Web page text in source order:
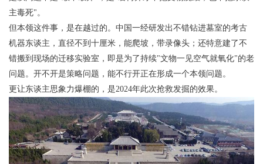
主毒死"。
但本领这件事，是在越过的。中国一经研发出不错钻进墓室的考古
机器东谈主，直径不到十厘米，能爬坡，带录像头；还特意建了不
错搬到现场的迁移实验室，即是为了持续"文物一见空气就氧化"的老
问题。开不开是策略问题，能不行开正在形成一个本领问题。
更让东谈主思象力爆棚的，是2024年此次抢救发掘的效果。